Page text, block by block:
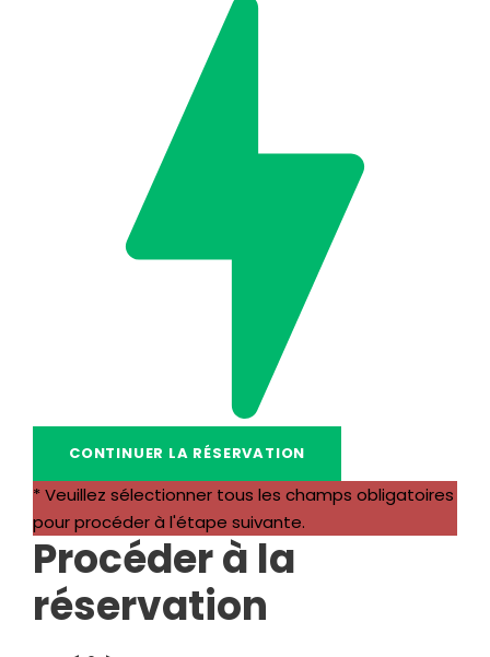
* Veuillez sélectionner tous les champs obligatoires
pour procéder à l'étape suivante.
Procéder à la
réservation